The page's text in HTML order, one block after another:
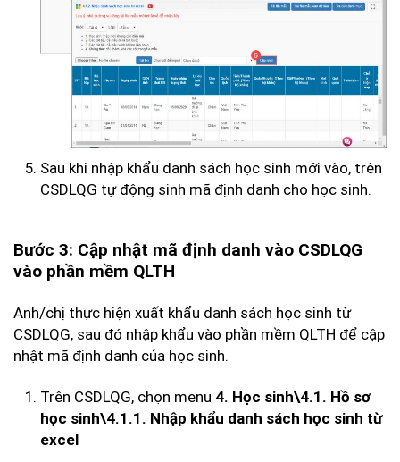
Sau khi nhập khẩu danh sách học sinh mới vào, trên
CSDLQG tự động sinh mã định danh cho học sinh.
Bước 3: Cập nhật mã định danh vào CSDLQG
vào phần mềm QLTH
Anh/chị thực hiện xuất khẩu danh sách học sinh từ
CSDLQG, sau đó nhập khẩu vào phần mềm QLTH để cập
nhật mã định danh của học sinh.
Trên CSDLQG, chọn menu 4. Học sinh\4.1. Hồ sơ
học sinh\4.1.1. Nhập khẩu danh sách học sinh từ
excel